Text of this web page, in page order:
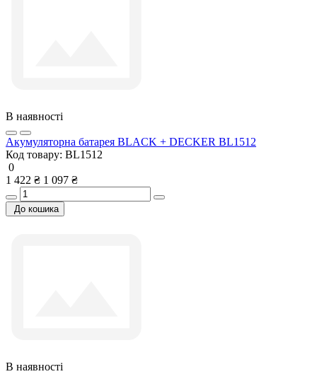
В наявності
Акумуляторна батарея BLACK + DECKER BL1512
Код товару: BL1512
0
1 422 ₴ 1 097 ₴
До кошика
В наявності